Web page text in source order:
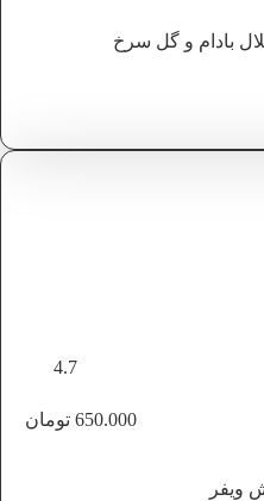
بادام و گل سرخ
4.7
650.000 تومان
ویفر